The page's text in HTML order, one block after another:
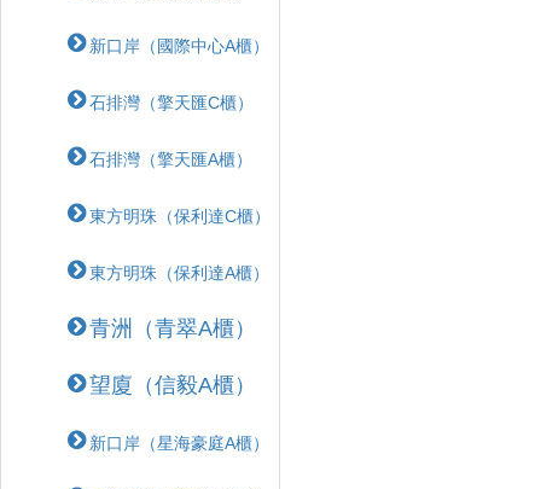
新口岸（國際中心A櫃）
石排灣（擎天匯C櫃）
石排灣（擎天匯A櫃）
東方明珠（保利達C櫃）
東方明珠（保利達A櫃）
青洲（青翠A櫃）
望廈（信毅A櫃）
新口岸（星海豪庭A櫃）